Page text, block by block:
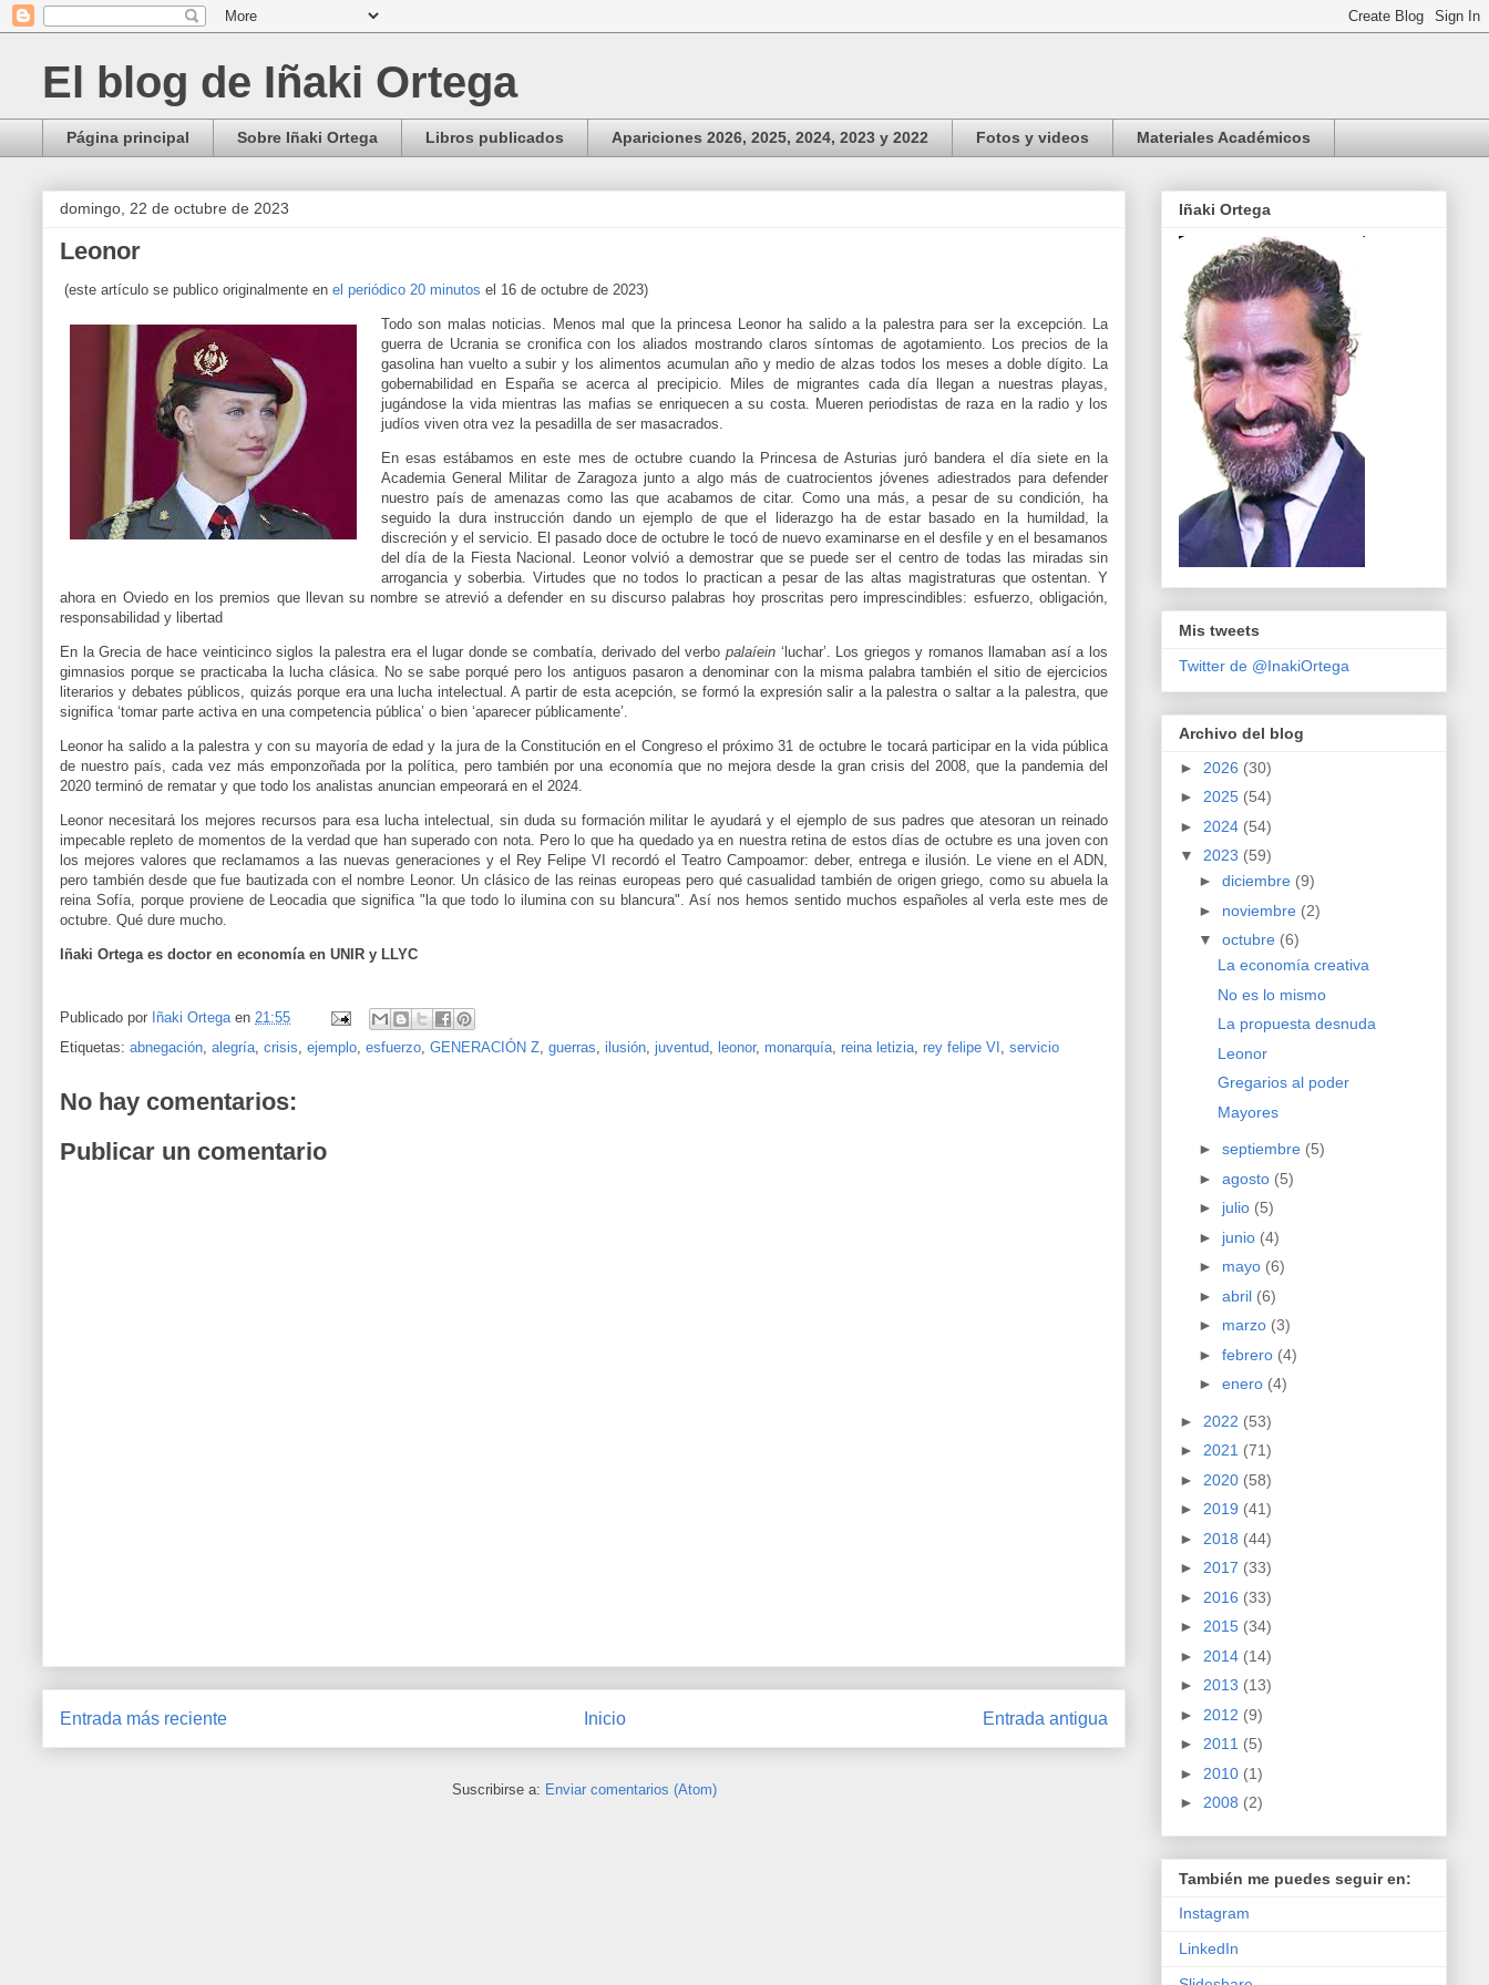
El blog de Iñaki Ortega
Página principal Sobre Iñaki Ortega Libros publicados Apariciones 2026, 2025, 2024, 2023 y 2022 Fotos y videos Materiales Académicos
domingo, 22 de octubre de 2023
Leonor
(este artículo se publico originalmente en el periódico 20 minutos el 16 de octubre de 2023)
Todo son malas noticias. Menos mal que la princesa Leonor ha salido a la palestra para ser la excepción. La
guerra de Ucrania se cronifica con los aliados mostrando claros síntomas de agotamiento. Los precios de la
gasolina han vuelto a subir y los alimentos acumulan año y medio de alzas todos los meses a doble dígito. La
gobernabilidad en España se acerca al precipicio. Miles de migrantes cada día llegan a nuestras playas,
jugándose la vida mientras las mafias se enriquecen a su costa. Mueren periodistas de raza en la radio y los
judíos viven otra vez la pesadilla de ser masacrados.
En esas estábamos en este mes de octubre cuando la Princesa de Asturias juró bandera el día siete en la
Academia General Militar de Zaragoza junto a algo más de cuatrocientos jóvenes adiestrados para defender
nuestro país de amenazas como las que acabamos de citar. Como una más, a pesar de su condición, ha
seguido la dura instrucción dando un ejemplo de que el liderazgo ha de estar basado en la humildad, la
discreción y el servicio. El pasado doce de octubre le tocó de nuevo examinarse en el desfile y en el besamanos
del día de la Fiesta Nacional. Leonor volvió a demostrar que se puede ser el centro de todas las miradas sin
arrogancia y soberbia. Virtudes que no todos lo practican a pesar de las altas magistraturas que ostentan. Y
ahora en Oviedo en los premios que llevan su nombre se atrevió a defender en su discurso palabras hoy proscritas pero imprescindibles: esfuerzo, obligación,
responsabilidad y libertad
En la Grecia de hace veinticinco siglos la palestra era el lugar donde se combatía, derivado del verbo palaíein ‘luchar’. Los griegos y romanos llamaban así a los
gimnasios porque se practicaba la lucha clásica. No se sabe porqué pero los antiguos pasaron a denominar con la misma palabra también el sitio de ejercicios
literarios y debates públicos, quizás porque era una lucha intelectual. A partir de esta acepción, se formó la expresión salir a la palestra o saltar a la palestra, que
significa ‘tomar parte activa en una competencia pública’ o bien ‘aparecer públicamente’.
Leonor ha salido a la palestra y con su mayoría de edad y la jura de la Constitución en el Congreso el próximo 31 de octubre le tocará participar en la vida pública
de nuestro país, cada vez más emponzoñada por la política, pero también por una economía que no mejora desde la gran crisis del 2008, que la pandemia del
2020 terminó de rematar y que todo los analistas anuncian empeorará en el 2024.
Leonor necesitará los mejores recursos para esa lucha intelectual, sin duda su formación militar le ayudará y el ejemplo de sus padres que atesoran un reinado
impecable repleto de momentos de la verdad que han superado con nota. Pero lo que ha quedado ya en nuestra retina de estos días de octubre es una joven con
los mejores valores que reclamamos a las nuevas generaciones y el Rey Felipe VI recordó el Teatro Campoamor: deber, entrega e ilusión. Le viene en el ADN,
pero también desde que fue bautizada con el nombre Leonor. Un clásico de las reinas europeas pero qué casualidad también de origen griego, como su abuela la
reina Sofía, porque proviene de Leocadia que significa "la que todo lo ilumina con su blancura". Así nos hemos sentido muchos españoles al verla este mes de
octubre. Qué dure mucho.
Iñaki Ortega es doctor en economía en UNIR y LLYC
Publicado por Iñaki Ortega en 21:55
Etiquetas: abnegación alegría crisis ejemplo esfuerzo GENERACIÓN Z guerras ilusión juventud leonor, monarquía reina letizia rey felipe VI servicio
No hay comentarios:
Publicar un comentario
Entrada más reciente Entrada antigua
Inicio
Suscribirse a: Enviar comentarios (Atom)
Iñaki Ortega
Mis tweets
Twitter de @InakiOrtega
Archivo del blog
► 2026 (30)
► 2025 (54)
► 2024 (54)
▼ 2023 (59)
► diciembre (9)
► noviembre (2)
▼ octubre (6)
La economía creativa
No es lo mismo
La propuesta desnuda
Leonor
Gregarios al poder
Mayores
► septiembre (5)
► agosto (5)
► julio (5)
► junio (4)
► mayo (6)
► abril (6)
► marzo (3)
► febrero (4)
► enero (4)
► 2022 (53)
► 2021 (71)
► 2020 (58)
► 2019 (41)
► 2018 (44)
► 2017 (33)
► 2016 (33)
► 2015 (34)
► 2014 (14)
► 2013 (13)
► 2012 (9)
► 2011 (5)
► 2010 (1)
► 2008 (2)
También me puedes seguir en:
Instagram
LinkedIn